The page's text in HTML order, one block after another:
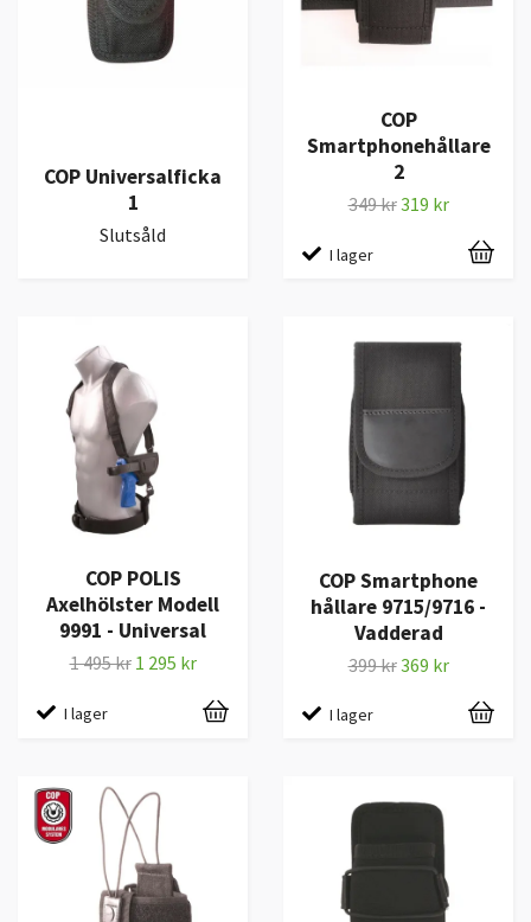
COP Universalficka
1
Slutsåld
COP
Smartphonehållare
2
349 kr319 kr
I lager
COP POLIS
Axelhölster Modell
9991 - Universal
1 495 kr 1 295 kr
I lager
COP Smartphone
hållare 9715/9716 -
Vadderad
399 kr369 kr
I lager